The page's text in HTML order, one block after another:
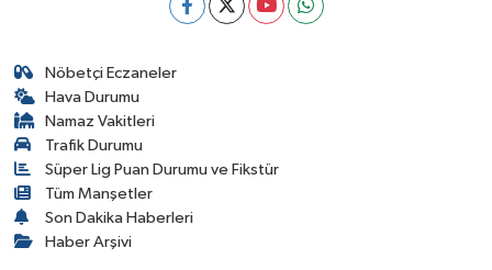
Nöbetçi Eczaneler
Hava Durumu
Namaz Vakitleri
Trafik Durumu
Süper Lig Puan Durumu ve Fikstür
Tüm Manşetler
Son Dakika Haberleri
Haber Arşivi